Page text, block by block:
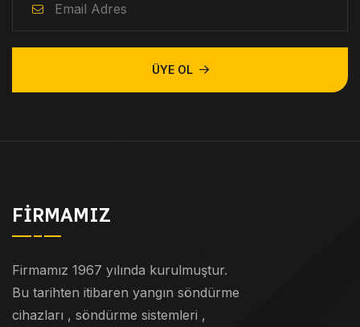
ÜYE OL
FIRMAMIZ
Firmamız 1967 yılında kurulmuştur.
Bu tarihten itibaren yangın söndürme
cihazları , söndürme sistemleri ,